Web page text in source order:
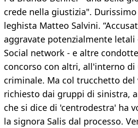
crede nella giustizia".
leghista Matteo Salvini.
aggravate potenzialmente letali
Social network - e altre
concorso con altri, all'interno di
criminale. Ma col trucchetto del
richiesto dai gruppi di sinistra,
che si dice di 'centrodestra' ha
la signora Salis dal processo.